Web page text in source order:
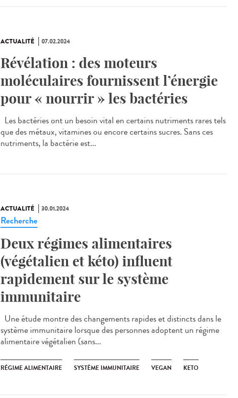
ACTUALITÉ 07.02.2024
Révélation : des moteurs
moléculaires fournissent l’énergie
pour « nourrir » les bactéries
Les bactéries ont un besoin vital en certains nutriments rares tels
que des métaux, vitamines ou encore certains sucres. Sans ces
nutriments, la bactérie est...
ACTUALITÉ 30.01.2024
Recherche
Deux régimes alimentaires
(végétalien et kéto) influent
rapidement sur le système
immunitaire
Une étude montre des changements rapides et distincts dans le
système immunitaire lorsque des personnes adoptent un régime
alimentaire végétalien (sans...
RÉGIME ALIMENTAIRE SYSTÈME IMMUNITAIRE VEGAN KETO